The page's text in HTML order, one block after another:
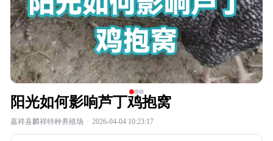
阳光如何影响芦丁鸡抱窝
嘉祥县麟祥特种养殖场 · 2026-04-04 10:23:17